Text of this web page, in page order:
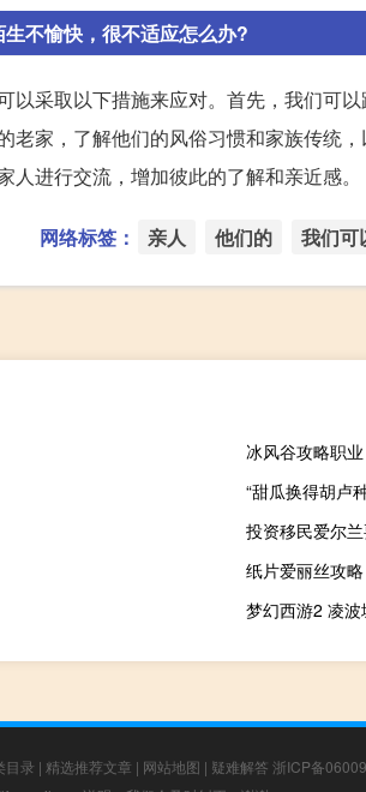
不愉快，很不适应怎么办?
以采取以下措施来应对。首先，我们可
老家，了解他们的风俗习惯和家族传统
进行交流，增加彼此的了解和亲近感。
网络标签： 亲人 他们的 我们可
冰风谷攻略职业
“甜瓜换得胡卢
投资移民爱尔
纸片爱丽丝攻略
梦幻西游2 凌波
目录 | 精选推荐文章 | 网站地图 | 疑难解答 浙ICP备